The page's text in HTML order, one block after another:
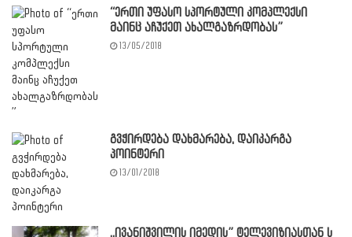
“ერთი უფასო სპორტული კომპლექსი
მაინც აჩუქეთ ახალგაზრდობას”
13/05/2018
გვჭირდება დახმარება, დაიკარგა
პოინტერი
13/01/2018
,,ივანიშვილის იმედის” ტელევიზიასთან ს